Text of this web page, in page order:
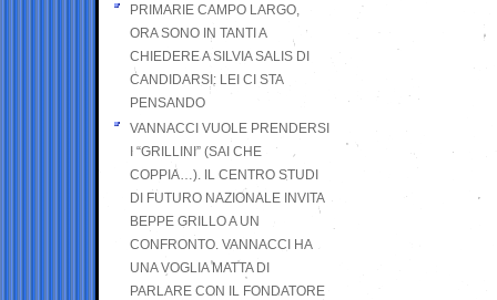
PRIMARIE CAMPO LARGO,
ORA SONO IN TANTI A
CHIEDERE A SILVIA SALIS DI
CANDIDARSI: LEI CI STA
PENSANDO
VANNACCI VUOLE PRENDERSI
I “GRILLINI” (SAI CHE
COPPIA…). IL CENTRO STUDI
DI FUTURO NAZIONALE INVITA
BEPPE GRILLO A UN
CONFRONTO. VANNACCI HA
UNA VOGLIA MATTA DI
PARLARE CON IL FONDATORE